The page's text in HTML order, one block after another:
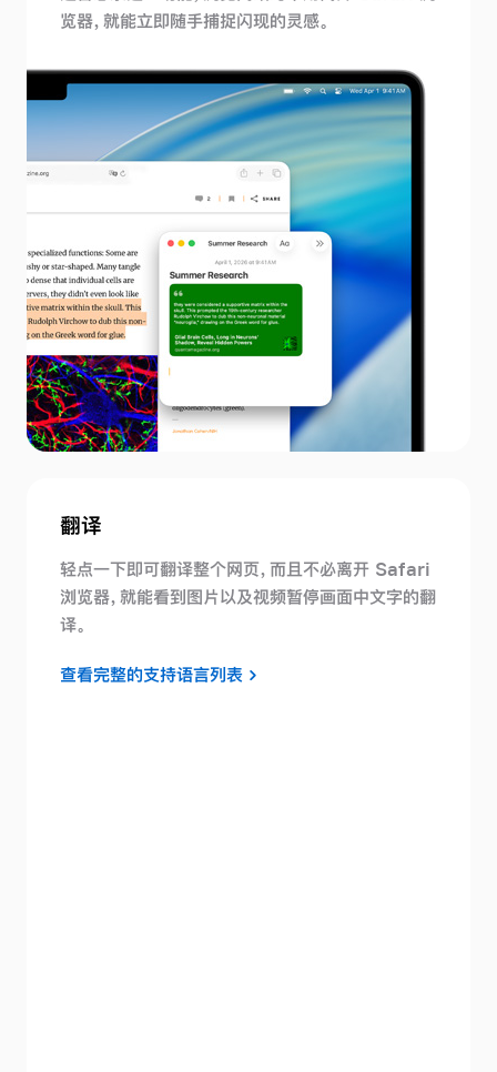
览器，就能立即随手捕捉闪现的灵感。
翻译
轻点一下即可翻译整个网页，而且不必离开 Safari
浏览器，就能看到图片以及视频暂停画面中文字的翻
译。
查看完整的支持语言列表